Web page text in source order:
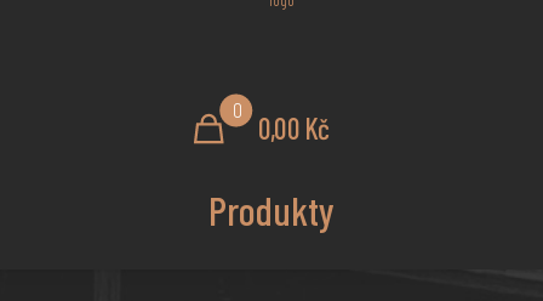
0
0,00 Kč
Produkty